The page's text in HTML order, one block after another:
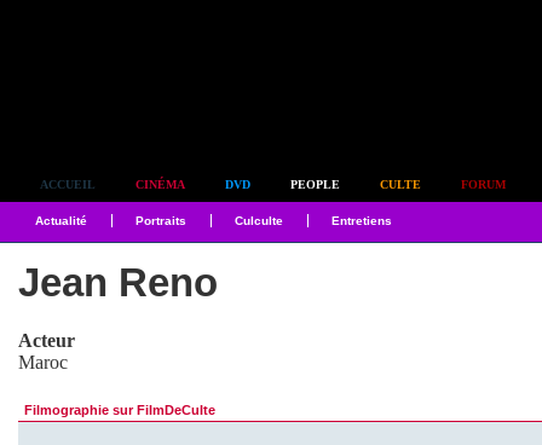
ACCUEIL CINÉMA DVD PEOPLE CULTE FORUM
Actualité Portraits Culculte Entretiens
Jean Reno
Acteur
Maroc
Filmographie sur FilmDeCulte